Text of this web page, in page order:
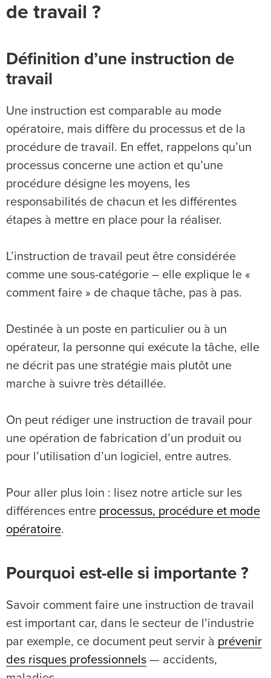
de travail ?
Définition d’une instruction de
travail
Une instruction est comparable au mode
opératoire, mais diffère du processus et de la
procédure de travail. En effet, rappelons qu’un
processus concerne une action et qu’une
procédure désigne les moyens, les
responsabilités de chacun et les différentes
étapes à mettre en place pour la réaliser.
L’instruction de travail peut être considérée
comme une sous-catégorie – elle explique le «
comment faire » de chaque tâche, pas à pas.
Destinée à un poste en particulier ou à un
opérateur, la personne qui exécute la tâche, elle
ne décrit pas une stratégie mais plutôt une
marche à suivre très détaillée.
On peut rédiger une instruction de travail pour
une opération de fabrication d’un produit ou
pour l’utilisation d’un logiciel, entre autres.
Pour aller plus loin : lisez notre article sur les
différences entre processus, procédure et mode
opératoire.
Pourquoi est-elle si importante ?
Savoir comment faire une instruction de travail
est important car, dans le secteur de l’industrie
par exemple, ce document peut servir à prévenir
des risques professionnels — accidents,